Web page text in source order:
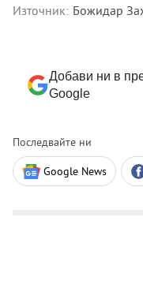
Източник: Божидар
Добави ни в
Google
Последвайте ни
Google News